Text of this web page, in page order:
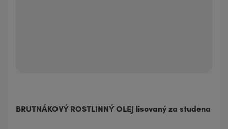
BRUTNÁKOVÝ ROSTLINNÝ OLEJ lisovaný za studena